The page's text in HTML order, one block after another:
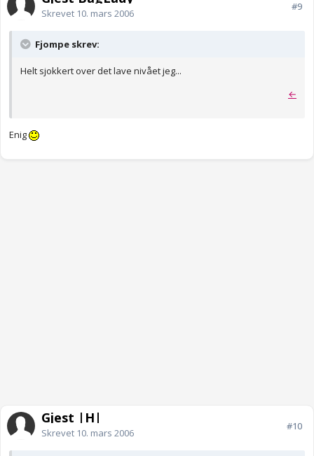
Skrevet 10. mars 2006
#9
Fjompe skrev:
Helt sjokkert over det lave nivået jeg...
←
Enig
Gjest |H|
Skrevet 10. mars 2006
#10